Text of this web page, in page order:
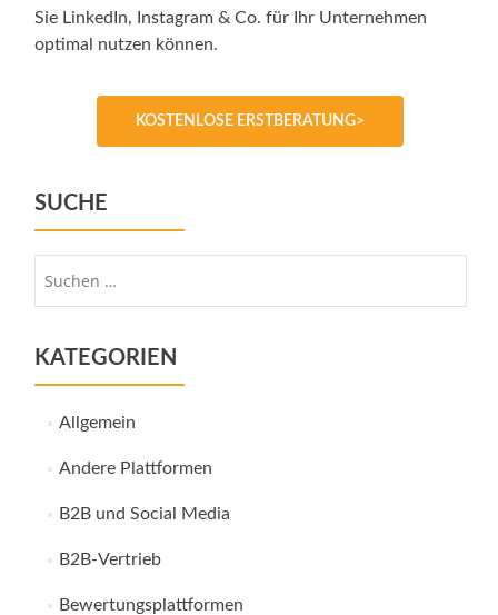
Sie LinkedIn, Instagram & Co. für Ihr Unternehmen
optimal nutzen können.
KOSTENLOSE ERSTBERATUNG>
SUCHE
KATEGORIEN
Allgemein
Andere Plattformen
B2B und Social Media
B2B-Vertrieb
Bewertungsplattformen